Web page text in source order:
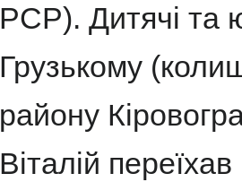
РСР). Дитячі та
Грузькому
району
Віталій